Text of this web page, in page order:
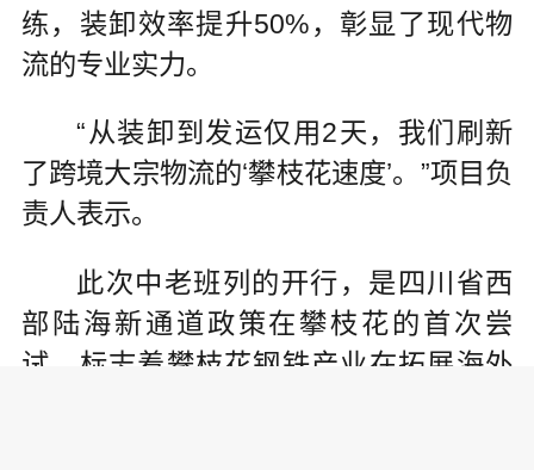
练，装卸效率提升50%，彰显了现代物
流的专业实力。
“从装卸到发运仅用2天，我们刷新
了跨境大宗物流的‘攀枝花速度’。”项目负
责人表示。
此次中老班列的开行，是四川省西
部陆海新通道政策在攀枝花的首次尝
试，标志着攀枝花钢铁产业在拓展海外